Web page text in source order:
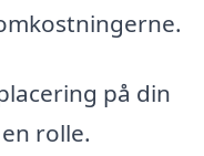
på din
rolle.